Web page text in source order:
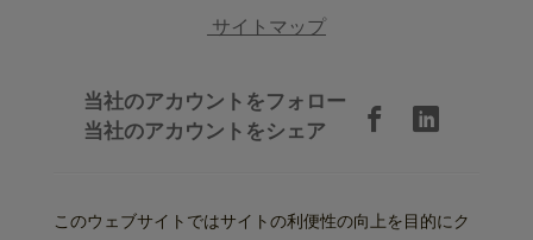
サイトマップ
当社のアカウントをフォロー
当社のアカウントをシェア
このウェブサイトではサイトの利便性の向上を目的にク